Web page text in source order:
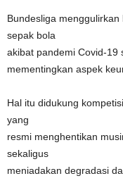
Bundesliga
sepak bola
akibat pandemi Covid-19
mementingkan aspek
Hal itu didukung
yang
resmi menghentikan
sekaligus
meniadakan degradasi